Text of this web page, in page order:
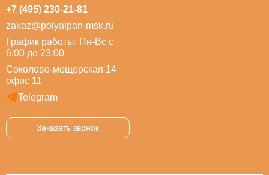
+7 (495) 230-21-81
zakaz@polyalpan-msk.ru
График работы: Пн-Вс с
6:00 до 23:00
Соколово-мещерская 14
офис 11
Telegram
Заказать звонок